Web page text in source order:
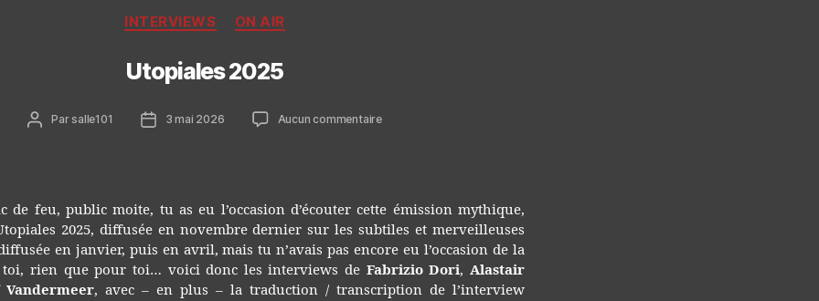
Catégories
INTERVIEWS ON AIR
Utopiales 2025
Auteur
Parsalle101
Date3 mai 2026 Aucun commentairesur
feu, public moite, tu as eu l’occasion d’écouter cette émission mythique,
2025, diffusée en novembre dernier sur les subtiles et merveilleuses
en janvier, puis en avril, mais tu n’avais pas encore eu l’occasion de la
toi, rien que pour toi… voici donc les interviews de Fabrizio Dori,Alastair
Vandermeer, avec – en plus – la traduction / transcription de l’interview